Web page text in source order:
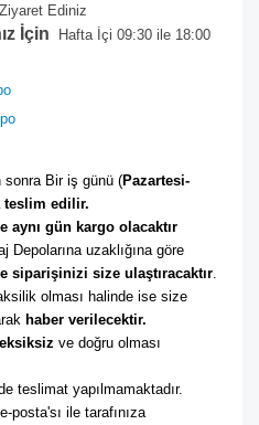
Ediniz
İçin Hafta İçi 09:30 ile 18:00
sonra Bir iş günü (Pazartesi-
teslim edilir.
aynı gün kargo olacaktır
Depolarına uzaklığına göre
siparişinizi size ulaştıracaktır
olması halinde ise size
haber verilecektir.
eksiksiz
teslimat yapılmamaktadır.